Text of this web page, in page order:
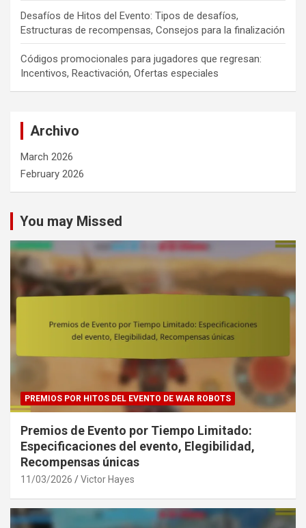
Desafíos de Hitos del Evento: Tipos de desafíos,
Estructuras de recompensas, Consejos para la finalización
Códigos promocionales para jugadores que regresan:
Incentivos, Reactivación, Ofertas especiales
Archivo
March 2026
February 2026
You may Missed
PREMIOS POR HITOS DEL EVENTO DE WAR ROBOTS
Premios de Evento por Tiempo Limitado:
Especificaciones del evento, Elegibilidad,
Recompensas únicas
11/03/2026 Victor Hayes